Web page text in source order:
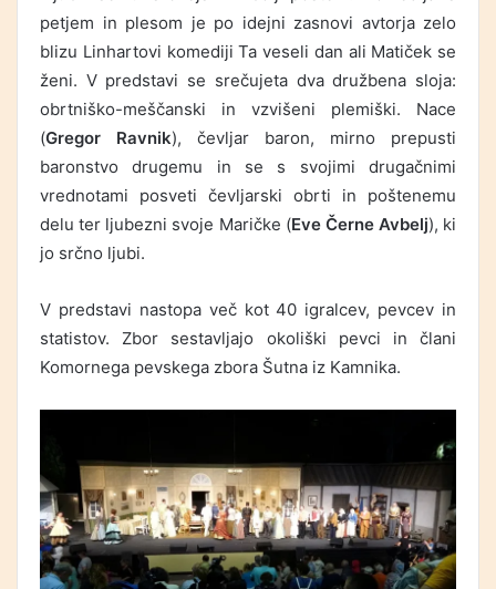
petjem in plesom je po idejni zasnovi avtorja zelo
blizu Linhartovi komediji Ta veseli dan ali Matiček se
ženi. V predstavi se srečujeta dva družbena sloja:
obrtniško-meščanski in vzvišeni plemiški. Nace
(Gregor Ravnik), čevljar baron, mirno prepusti
baronstvo drugemu in se s svojimi drugačnimi
vrednotami posveti čevljarski obrti in poštenemu
delu ter ljubezni svoje Maričke (Eve Černe Avbelj), ki
jo srčno ljubi.
V predstavi nastopa več kot 40 igralcev, pevcev in
statistov. Zbor sestavljajo okoliški pevci in člani
Komornega pevskega zbora Šutna iz Kamnika.